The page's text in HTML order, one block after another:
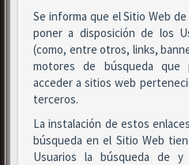
Se informa que el Sitio Web
poner a disposición de los
(como, entre otros, links,
motores de búsqueda que
acceder a sitios web
terceros.
La instalación de estos
búsqueda en el Sitio Web
Usuarios la búsqueda de